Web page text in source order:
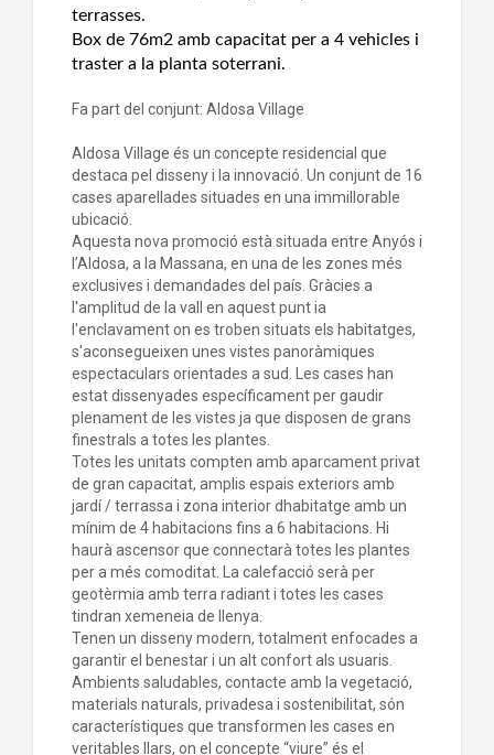
terrasses.
Box de 76m2 amb capacitat per a 4 vehicles i
traster a la planta soterrani.
Fa part del conjunt: Aldosa Village
Aldosa Village és un concepte residencial que
destaca pel disseny i la innovació. Un conjunt de 16
cases aparellades situades en una immillorable
ubicació.
Aquesta nova promoció està situada entre Anyós i
l’Aldosa, a la Massana, en una de les zones més
exclusives i demandades del país. Gràcies a
l'amplitud de la vall en aquest punt ia
l'enclavament on es troben situats els habitatges,
s'aconsegueixen unes vistes panoràmiques
espectaculars orientades a sud. Les cases han
estat dissenyades específicament per gaudir
plenament de les vistes ja que disposen de grans
finestrals a totes les plantes.
Totes les unitats compten amb aparcament privat
de gran capacitat, amplis espais exteriors amb
jardí / terrassa i zona interior dhabitatge amb un
mínim de 4 habitacions fins a 6 habitacions. Hi
haurà ascensor que connectarà totes les plantes
per a més comoditat. La calefacció serà per
geotèrmia amb terra radiant i totes les cases
tindran xemeneia de llenya.
Tenen un disseny modern, totalment enfocades a
garantir el benestar i un alt confort als usuaris.
Ambients saludables, contacte amb la vegetació,
materials naturals, privadesa i sostenibilitat, són
característiques que transformen les cases en
veritables llars, on el concepte “viure” és el